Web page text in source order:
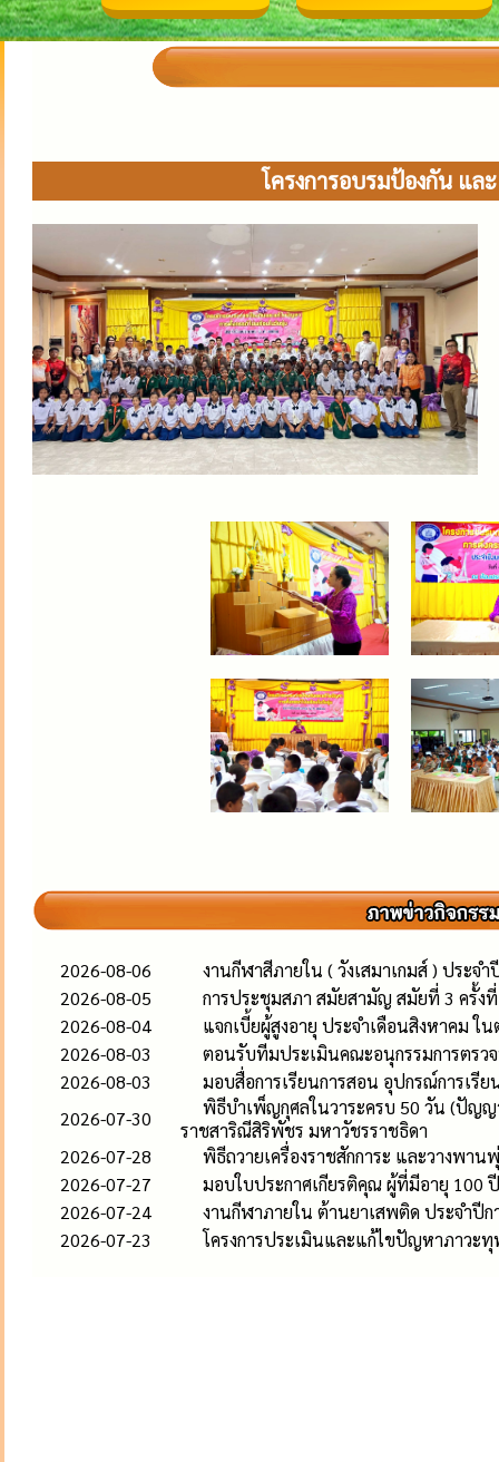
โครงการอบรมป้องกัน แ
2026-08-06
งานกีฬาสีภายใน ( วังเสมาเกมส์ ) ประจ
2026-08-05
การประชุมสภา สมัยสามัญ สมัยที่ 3 ครั้ง
2026-08-04
แจกเบี้ยผู้สูงอายุ ประจำเดือนสิงหาคม ใ
2026-08-03
ตอนรับทีมประเมินคณะอนุกรรมการตรว
2026-08-03
มอบสื่อการเรียนการสอน อุปกรณ์การเรี
2026-07-30
พิธีบำเพ็ญกุศลในวาระครบ 50 วัน (ปัญญ
ราชสาริณีสิริพัชร มหาวัชรราชธิดา
2026-07-28
พิธีถวายเครื่องราชสักการะ และวางพา
2026-07-27
มอบใบประกาศเกียรติคุณ ผู้ที่มีอายุ 100 ปี
2026-07-24
งานกีฬาภายใน ต้านยาเสพติด ประจำปี
2026-07-23
โครงการประเมินและแก้ไขปัญหาภาวะ